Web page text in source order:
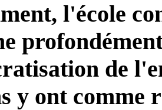
l'école
de
y ont comme